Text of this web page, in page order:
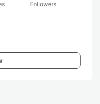
Followers